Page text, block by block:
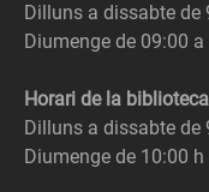
Dilluns a dissabte de
Diumenge de 09:00
Horari de la biblioteca
Dilluns a dissabte de
Diumenge de 10:00